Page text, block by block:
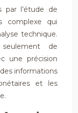
par l’étude de
complexe qui
technique.
de
une précision
informations
et les